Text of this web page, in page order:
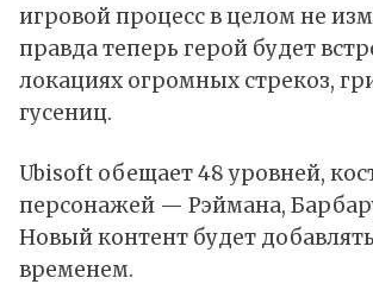
игровой процесс в целом не
правда теперь герой будет
локациях огромных стрекоз,
гусениц.
Ubisoft обещает 48 уровней,
персонажей — Рэймана,
Новый контент будет
временем.